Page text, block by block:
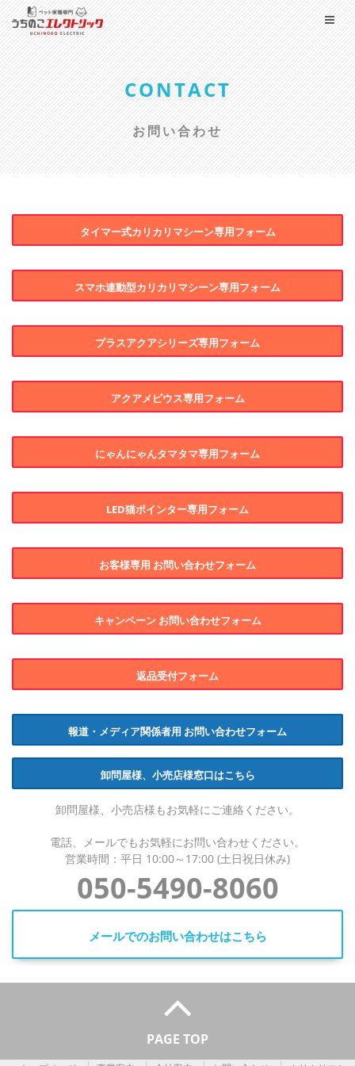
CONTACT
お問い合わせ
タイマー式カリカリマシーン専用フォーム
スマホ連動型カリカリマシーン専用フォーム
プラスアクアシリーズ専用フォーム
アクアメビウス専用フォーム
にゃんにゃんタマタマ専用フォーム
LED猫ポインター専用フォーム
お客様専用 お問い合わせフォーム
キャンペーン お問い合わせフォーム
返品受付フォーム
報道・メディア関係者用 お問い合わせフォーム
卸問屋様、小売店様窓口はこちら
卸問屋様、小売店様もお気軽にご連絡ください。
電話、メールでもお気軽にお問い合わせください。
営業時間：平日 10:00～17:00 (土日祝日休み)
050-5490-8060
メールでのお問い合わせはこちら
PAGE TOP